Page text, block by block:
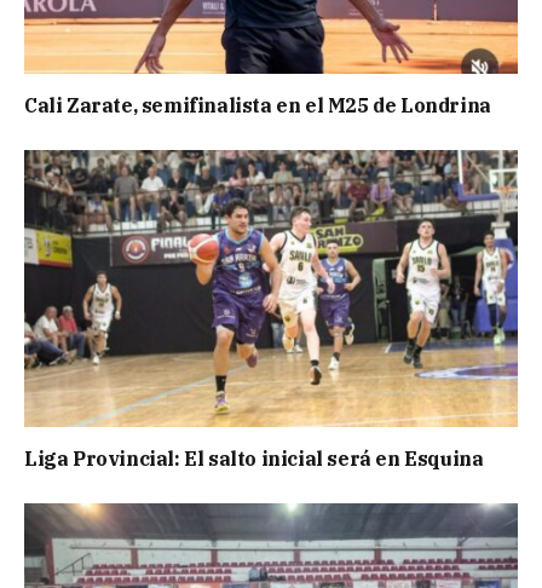
Cali Zarate, semifinalista en el M25 de Londrina
Liga Provincial: El salto inicial será en Esquina